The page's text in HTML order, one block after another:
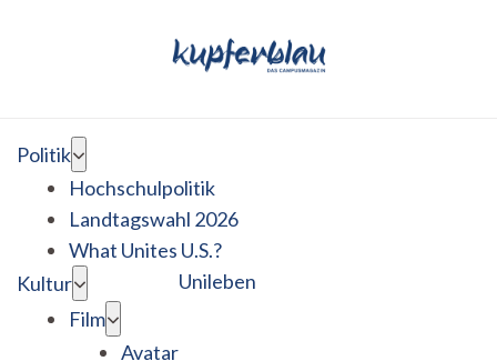
Politik
Hochschulpolitik
Landtagswahl 2026
What Unites U.S.?
Kultur
Film
Avatar
Unileben